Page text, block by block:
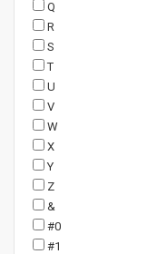
Q
R
S
T
U
V
W
X
Y
Z
&
#0
#1